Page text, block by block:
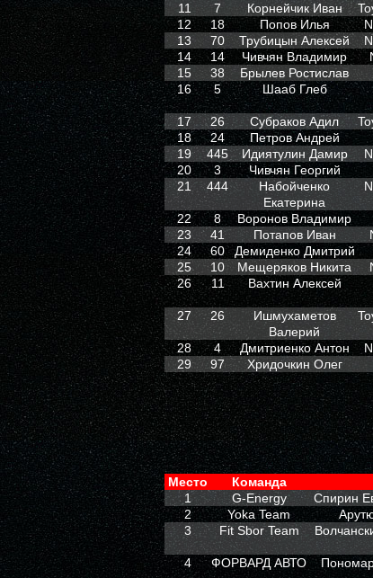
11 7 Корнейчик Иван
12
18 Попов Илья
13
70 Трубицын Алексей
14
14 Чивчян Владимир
15
38 Брылев Ростислав
16
5 Шааб Глеб
17 26 Субраков Адил
18
24 Петров Андрей
19
445 Идиятулин Дамир
20
3 Чивчян Георгий
21
444
Набойченко
Екатерина
22 8 Воронов Владимир
23
41 Потапов Иван
24
60 Демиденко Дмитрий
25
10 Мещеряков Никита
26
11 Вахтин Алексей
27 26
Ишмухаметов
Валерий
28 4 Дмитриенко Антон
29
97 Хридочкин Олег
Место Команда
1
G-Energy Спирин
2
Yoka Team
3
Fit Sbor Team
4 ФОРВАРД АВТО